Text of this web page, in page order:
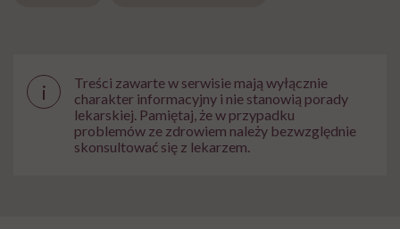
i
Treści zawarte w serwisie mają wyłącznie
charakter informacyjny i nie stanowią porady
lekarskiej. Pamiętaj, że w przypadku
problemów ze zdrowiem należy bezwzględnie
skonsultować się z lekarzem.